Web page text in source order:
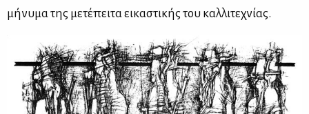
μή­νυ­μα της με­τέ­πει­τα ει­κα­στι­κής του καλ­λι­τε­χνί­ας.